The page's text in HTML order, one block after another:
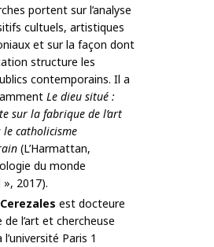
portent sur l’analyse
cultuels, artistiques
et sur la façon dont
structure les
contemporains. Il a
Le dieu situé :
sur la fabrique de l’art
le catholicisme
(L’Harmattan,
du monde
2017).
est docteure
l’art et chercheuse
Paris 1